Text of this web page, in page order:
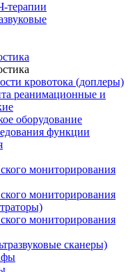
терапии
кровотока (доплеры)
реанимационные и
оборудование
функции
мониторирования
мониторирования
мониторирования
сканеры)